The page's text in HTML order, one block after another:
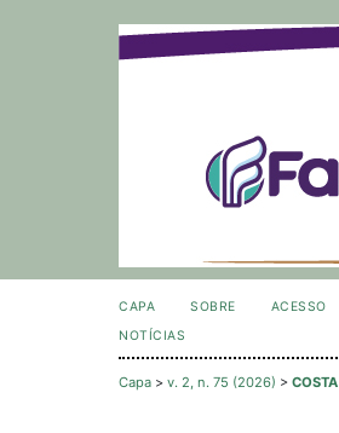
CAPA SOBRE ACESSO
NOTÍCIAS
Capa > v. 2, n. 75 (2026) > COSTA